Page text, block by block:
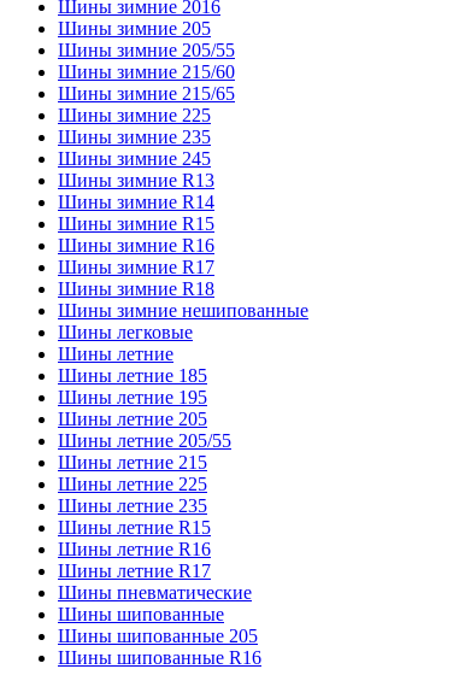
Шины зимние 2016
Шины зимние 205
Шины зимние 205/55
Шины зимние 215/60
Шины зимние 215/65
Шины зимние 225
Шины зимние 235
Шины зимние 245
Шины зимние R13
Шины зимние R14
Шины зимние R15
Шины зимние R16
Шины зимние R17
Шины зимние R18
Шины зимние нешипованные
Шины легковые
Шины летние
Шины летние 185
Шины летние 195
Шины летние 205
Шины летние 205/55
Шины летние 215
Шины летние 225
Шины летние 235
Шины летние R15
Шины летние R16
Шины летние R17
Шины пневматические
Шины шипованные
Шины шипованные 205
Шины шипованные R16